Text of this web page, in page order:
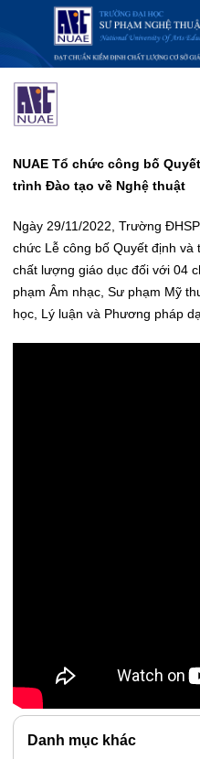
NUAE Tổ chức công bố
trình Đào tạo về Nghệ thuật
Ngày 29/11/2022, Trường
chức Lễ công bố Quyết định và
chất lượng giáo dục đối với 04
phạm Âm nhạc, Sư phạm Mỹ
học, Lý luận và Phương pháp
Danh mục khác